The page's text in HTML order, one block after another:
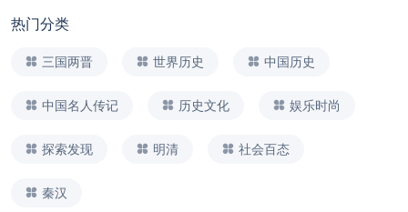
热门分类
三国两晋 世界历史 中国历史
中国名人传记 历史文化 娱乐时尚
探索发现 明清 社会百态
秦汉